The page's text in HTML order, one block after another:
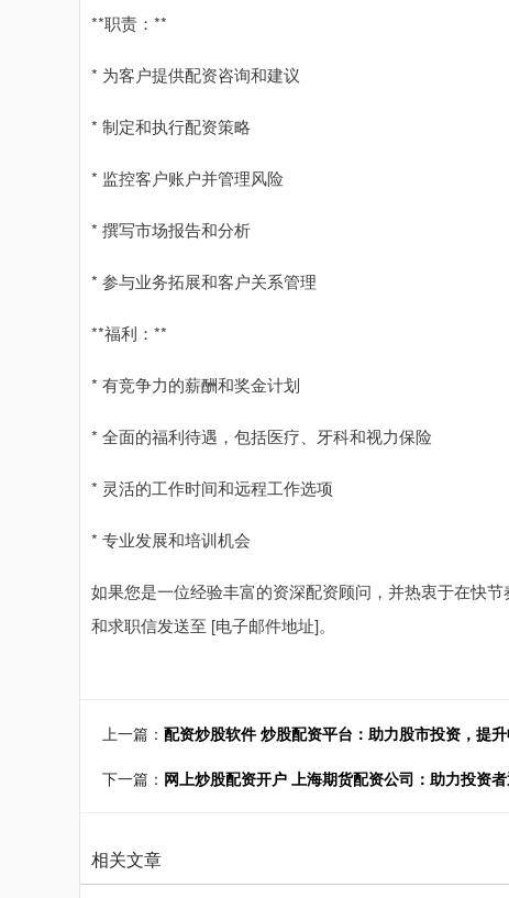
**职责：**
* 为客户提供配资咨询和建议
* 制定和执行配资策略
* 监控客户账户并管理风险
* 撰写市场报告和分析
* 参与业务拓展和客户关系管理
**福利：**
* 有竞争力的薪酬和奖金计划
* 全面的福利待遇，包括医疗、牙科和视力保险
* 灵活的工作时间和远程工作选项
* 专业发展和培训机会
如果您是一位经验丰富的资深配资顾问，并热衷于在快
和求职信发送至 [电子邮件地址]。
上一篇： 配资炒股软件 炒股配资平台：助力股市投资，提
下一篇： 网上炒股配资开户 上海期货配资公司：助力投资
相关文章